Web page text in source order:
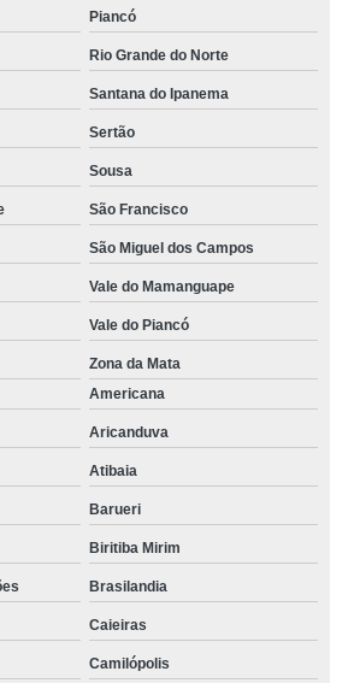
leite Pirituba
de leite manual Conselheiro Lafaiete
de leite automática Natal
preços São José
de leite automática Camboriú
Rio das Ostras
de leite pequena Capão do Embira
de leite Florianópolis
Juquitiba
leite Vila Ivone
Parque Novo Oratório
Jardins
preços Cidade Continental
Atibaia
Piancó
Rio Grande do Norte
Santana do Ipanema
Sertão
Sousa
São Francisco
São Miguel dos Campos
Vale do Mamanguape
Vale do Piancó
Zona da Mata
Americana
Aricanduva
Atibaia
Barueri
Biritiba Mirim
Brasilandia
Caieiras
Camilópolis